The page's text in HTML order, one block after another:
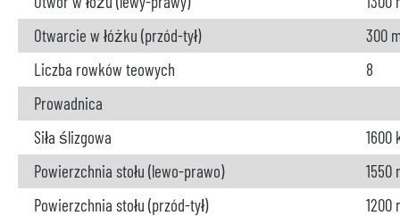
Otwarcie w łóżku (przód-tył)
300
Liczba rowków teowych
8
Prowadnica
Siła ślizgowa
1600
Powierzchnia stołu (lewo-prawo)
1550
Powierzchnia stołu (przód-tył)
1200